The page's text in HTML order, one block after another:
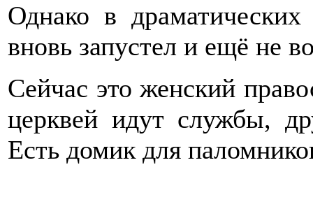
Однако в
вновь запустел и ещё не
Сейчас это женский
церквей идут службы,
Есть домик для